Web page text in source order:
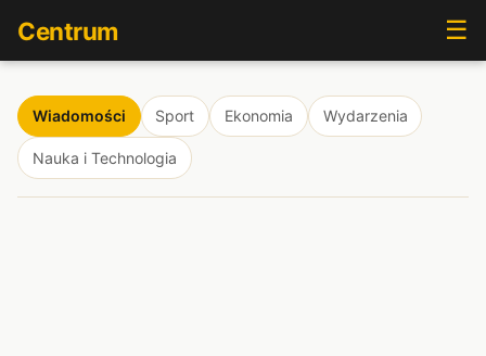
Centrum ☰
Wiadomości Sport Ekonomia Wydarzenia
Nauka i Technologia